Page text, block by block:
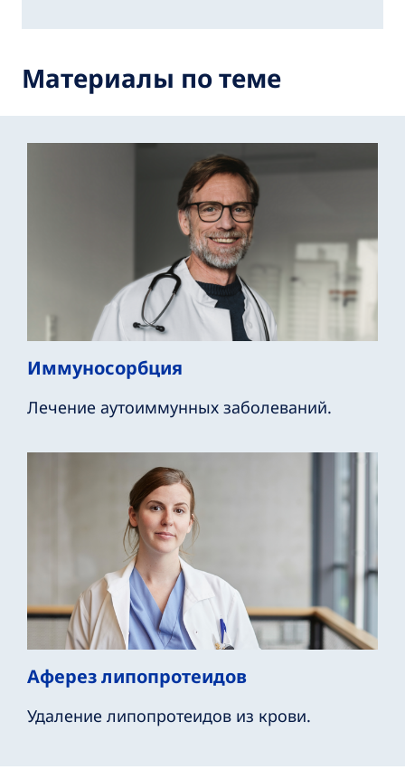
Материалы по теме
Иммуносорбция
Лечение аутоиммунных заболеваний.
Аферез липопротеидов
Удаление липопротеидов из крови.